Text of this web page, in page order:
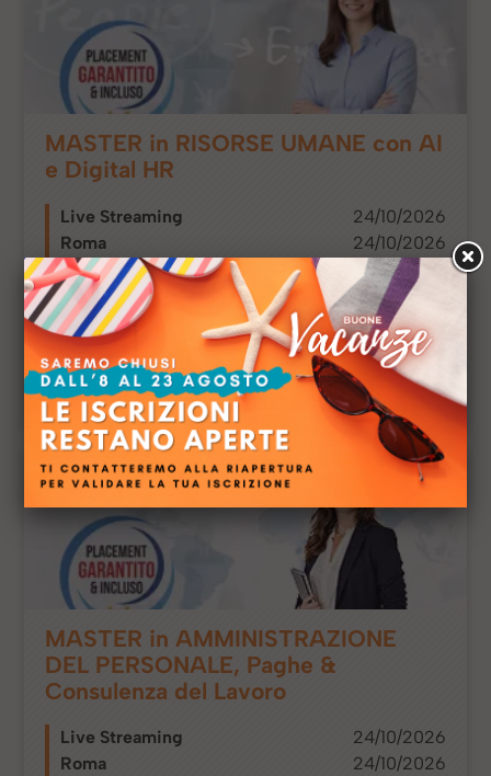
MASTER in RISORSE UMANE con AI
e Digital HR
Live Streaming
24/10/2026
Roma
24/10/2026
Milano
24/10/2026
On Demand
SUBITO DISPONIBILE
€ 2.400,00
€ 1.800,00
in Aula e in Streaming
€ 1.600,00
€ 1.280,00
On Demand
44 ed.
MASTER in AMMINISTRAZIONE
DEL PERSONALE, Paghe &
Consulenza del Lavoro
Live Streaming
24/10/2026
Roma
24/10/2026